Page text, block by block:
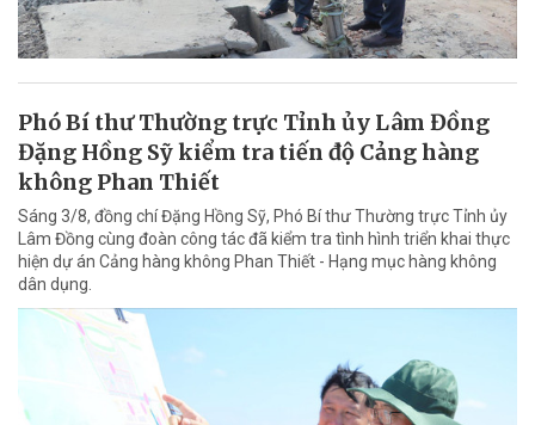
Phó Bí thư Thường trực Tỉnh ủy Lâm Đồng
Đặng Hồng Sỹ kiểm tra tiến độ Cảng hàng
không Phan Thiết
Sáng 3/8, đồng chí Đặng Hồng Sỹ, Phó Bí thư Thường trực Tỉnh ủy
Lâm Đồng cùng đoàn công tác đã kiểm tra tình hình triển khai thực
hiện dự án Cảng hàng không Phan Thiết - Hạng mục hàng không
dân dụng.